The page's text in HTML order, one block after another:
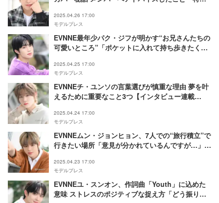
Vol.6】
2025.04.26 17:00
モデルプレス
EVNNE最年少パク・ジフが明かす“お兄さんたちの
可愛いところ”「ポケットに入れて持ち歩きたくな
2025.04.25 17:00
モデルプレス
EVNNEチ・ユンソの言葉選びが慎重な理由 夢を叶
えるために重要なこと3つ【インタビュー連載
2025.04.24 17:00
モデルプレス
EVNNEムン・ジョンヒョン、7人での“旅行積立”で
行きたい場所「意見が分かれているんですが…」ア
載Vol.3】
2025.04.23 17:00
モデルプレス
EVNNEユ・スンオン、作詞曲「Youth」に込めた
意味 ストレスのポジティブな捉え方「どう振り払